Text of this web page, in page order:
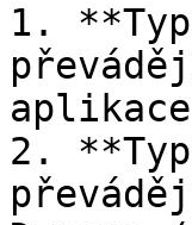
1.
2.